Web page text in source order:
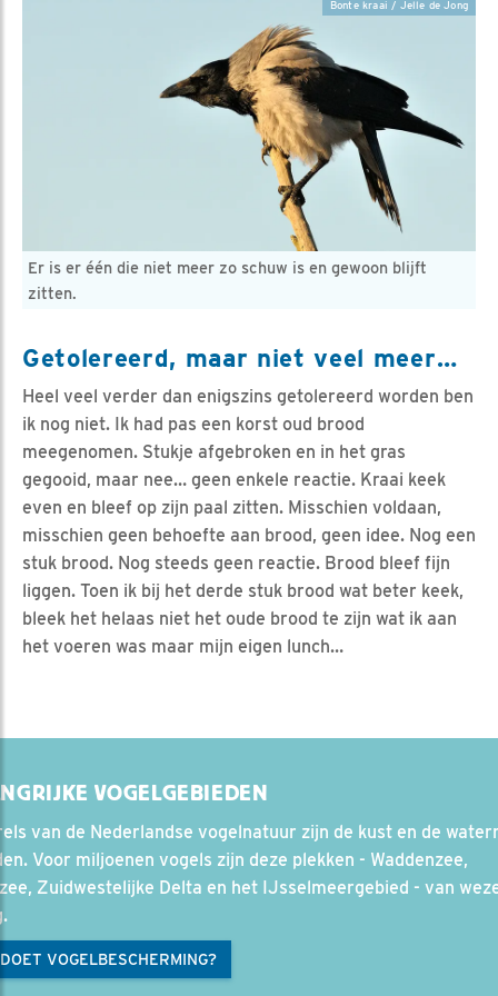
Er is er één die niet meer zo schuw is en gewoon blijft
zitten.
Bonte kraai / Jelle de Jong
Getolereerd, maar niet veel meer…
Heel veel verder dan enigszins getolereerd worden ben
ik nog niet. Ik had pas een korst oud brood
meegenomen. Stukje afgebroken en in het gras
gegooid, maar nee… geen enkele reactie. Kraai keek
even en bleef op zijn paal zitten. Misschien voldaan,
misschien geen behoefte aan brood, geen idee. Nog een
stuk brood. Nog steeds geen reactie. Brood bleef fijn
liggen. Toen ik bij het derde stuk brood wat beter keek,
bleek het helaas niet het oude brood te zijn wat ik aan
het voeren was maar mijn eigen lunch…
VOGELGEBIEDEN
van de Nederlandse vogelnatuur zijn de kust en de
Voor miljoenen vogels zijn deze plekken - Waddenzee,
Zuidwestelijke Delta en het IJsselmeergebied - van
VOGELBESCHERMING?